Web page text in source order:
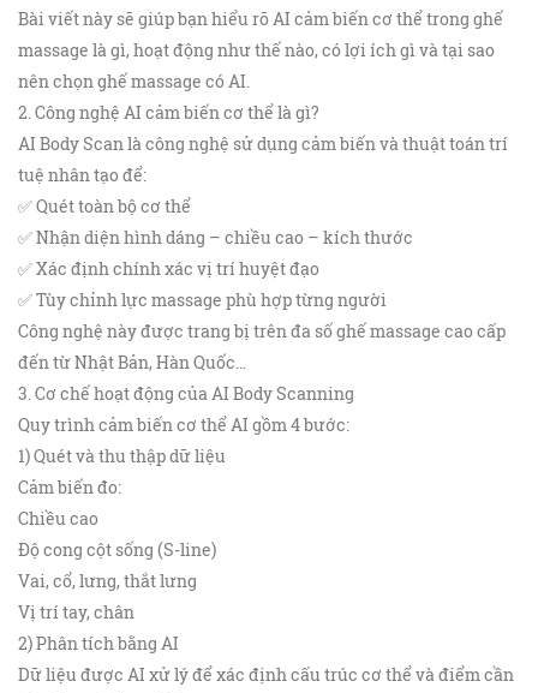
Bài viết này sẽ giúp bạn hiểu rõ AI cảm biến cơ thể trong ghế
massage là gì, hoạt động như thế nào, có lợi ích gì và tại sao
nên chọn ghế massage có AI.
2. Công nghệ AI cảm biến cơ thể là gì?
AI Body Scan là công nghệ sử dụng cảm biến và thuật toán trí
tuệ nhân tạo để:
✅ Quét toàn bộ cơ thể
✅ Nhận diện hình dáng – chiều cao – kích thước
✅ Xác định chính xác vị trí huyệt đạo
✅ Tùy chỉnh lực massage phù hợp từng người
Công nghệ này được trang bị trên đa số ghế massage cao cấp
đến từ Nhật Bản, Hàn Quốc…
3. Cơ chế hoạt động của AI Body Scanning
Quy trình cảm biến cơ thể AI gồm 4 bước:
1) Quét và thu thập dữ liệu
Cảm biến đo:
Chiều cao
Độ cong cột sống (S-line)
Vai, cổ, lưng, thắt lưng
Vị trí tay, chân
2) Phân tích bằng AI
Dữ liệu được AI xử lý để xác định cấu trúc cơ thể và điểm cần